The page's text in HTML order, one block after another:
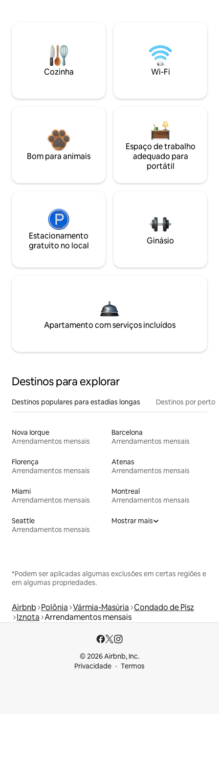
Cozinha Wi-Fi
Bom para animais
Espaço de trabalho
adequado para
portátil
Estacionamento
gratuito no local
Ginásio
Apartamento com serviços incluídos
Destinos para explorar
Destinos populares para estadias longas Destinos por perto
Nova Iorque
Arrendamentos mensais
Barcelona
Arrendamentos mensais
Florença
Arrendamentos mensais
Atenas
Arrendamentos mensais
Miami
Arrendamentos mensais
Montreal
Arrendamentos mensais
Seattle
Arrendamentos mensais
Mostrar mais
*Podem ser aplicadas algumas exclusões em certas regiões e
em algumas propriedades.
Airbnb Polônia Vármia-Masúria Condado de Pisz
Iznota Arrendamentos mensais
© 2026 Airbnb, Inc.
Privacidade
Termos